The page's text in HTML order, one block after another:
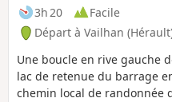
3h 20
Facile
Départ à Vailhan
Une boucle en rive gauche
lac de retenue du barrage
chemin local de randonnée